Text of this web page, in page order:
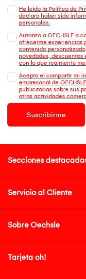
He leído la Política de
declaro haber sido
personales.
Autorizo a OECHSLE a
ofrecerme experiencias
contenido
novedades, descuentos
con lo que realmente
Acepto el compartir mi
empresarial de
publicitarias sobre sus
otras actividades
Suscribirme
Secciones
Servicio al Cliente
Sobre Oechsle
Tarjeta oh!